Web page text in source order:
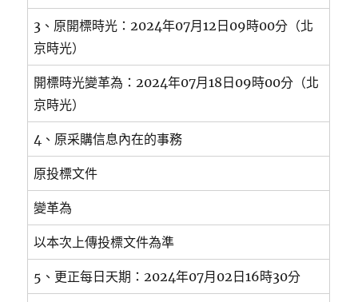
3、原開標時光：2024年07月12日09時00分（北
京時光）
開標時光變革為：2024年07月18日09時00分（北
京時光）
4、原采購信息內在的事務
原投標文件
變革為
以本次上傳投標文件為準
5、更正每日天期：2024年07月02日16時30分